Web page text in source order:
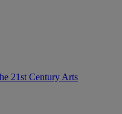
21st Century Arts